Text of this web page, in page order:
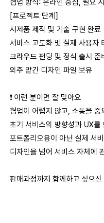
협업 방식: 온라인 중심, 필요
[프로젝트 단계]
시제품 제작 및 기술 구현 완료
서비스 고도화 및 실제 사용자
크라우드 펀딩 및 정식 출시 준
외주 맡긴 디자인 파일 보유
❗ 이런 분이면 잘 맞아요
협업이 어렵지 않고, 소통을 중
초기 서비스의 방향성과 UX를
포트폴리오용이 아닌 실제 서
디자인을 넘어 서비스 자체에
판매과정까지 함께하고 싶으신